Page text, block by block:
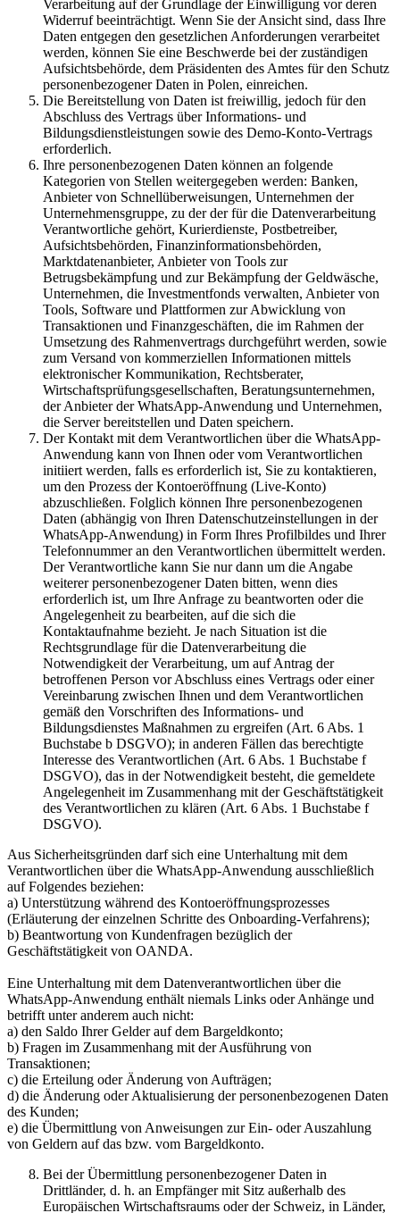
Verarbeitung auf der Grundlage der Einwilligung vor deren
Widerruf beeinträchtigt. Wenn Sie der Ansicht sind, dass Ihre
Daten entgegen den gesetzlichen Anforderungen verarbeitet
werden, können Sie eine Beschwerde bei der zuständigen
Aufsichtsbehörde, dem Präsidenten des Amtes für den Schutz
personenbezogener Daten in Polen, einreichen.
Die Bereitstellung von Daten ist freiwillig, jedoch für den
Abschluss des Vertrags über Informations- und
Bildungsdienstleistungen sowie des Demo-Konto-Vertrags
erforderlich.
Ihre personenbezogenen Daten können an folgende
Kategorien von Stellen weitergegeben werden: Banken,
Anbieter von Schnellüberweisungen, Unternehmen der
Unternehmensgruppe, zu der der für die Datenverarbeitung
Verantwortliche gehört, Kurierdienste, Postbetreiber,
Aufsichtsbehörden, Finanzinformationsbehörden,
Marktdatenanbieter, Anbieter von Tools zur
Betrugsbekämpfung und zur Bekämpfung der Geldwäsche,
Unternehmen, die Investmentfonds verwalten, Anbieter von
Tools, Software und Plattformen zur Abwicklung von
Transaktionen und Finanzgeschäften, die im Rahmen der
Umsetzung des Rahmenvertrags durchgeführt werden, sowie
zum Versand von kommerziellen Informationen mittels
elektronischer Kommunikation, Rechtsberater,
Wirtschaftsprüfungsgesellschaften, Beratungsunternehmen,
der Anbieter der WhatsApp-Anwendung und Unternehmen,
die Server bereitstellen und Daten speichern.
Der Kontakt mit dem Verantwortlichen über die WhatsApp-
Anwendung kann von Ihnen oder vom Verantwortlichen
initiiert werden, falls es erforderlich ist, Sie zu kontaktieren,
um den Prozess der Kontoeröffnung (Live-Konto)
abzuschließen. Folglich können Ihre personenbezogenen
Daten (abhängig von Ihren Datenschutzeinstellungen in der
WhatsApp-Anwendung) in Form Ihres Profilbildes und Ihrer
Telefonnummer an den Verantwortlichen übermittelt werden.
Der Verantwortliche kann Sie nur dann um die Angabe
weiterer personenbezogener Daten bitten, wenn dies
erforderlich ist, um Ihre Anfrage zu beantworten oder die
Angelegenheit zu bearbeiten, auf die sich die
Kontaktaufnahme bezieht. Je nach Situation ist die
Rechtsgrundlage für die Datenverarbeitung die
Notwendigkeit der Verarbeitung, um auf Antrag der
betroffenen Person vor Abschluss eines Vertrags oder einer
Vereinbarung zwischen Ihnen und dem Verantwortlichen
gemäß den Vorschriften des Informations- und
Bildungsdienstes Maßnahmen zu ergreifen (Art. 6 Abs. 1
Buchstabe b DSGVO); in anderen Fällen das berechtigte
Interesse des Verantwortlichen (Art. 6 Abs. 1 Buchstabe f
DSGVO), das in der Notwendigkeit besteht, die gemeldete
Angelegenheit im Zusammenhang mit der Geschäftstätigkeit
des Verantwortlichen zu klären (Art. 6 Abs. 1 Buchstabe f
DSGVO).
Aus Sicherheitsgründen darf sich eine Unterhaltung mit dem
Verantwortlichen über die WhatsApp-Anwendung ausschließlich
auf Folgendes beziehen:
a) Unterstützung während des Kontoeröffnungsprozesses
(Erläuterung der einzelnen Schritte des Onboarding-Verfahrens);
b) Beantwortung von Kundenfragen bezüglich der
Geschäftstätigkeit von OANDA.
Eine Unterhaltung mit dem Datenverantwortlichen über die
WhatsApp-Anwendung enthält niemals Links oder Anhänge und
betrifft unter anderem auch nicht:
a) den Saldo Ihrer Gelder auf dem Bargeldkonto;
b) Fragen im Zusammenhang mit der Ausführung von
Transaktionen;
c) die Erteilung oder Änderung von Aufträgen;
d) die Änderung oder Aktualisierung der personenbezogenen Daten
des Kunden;
e) die Übermittlung von Anweisungen zur Ein- oder Auszahlung
von Geldern auf das bzw. vom Bargeldkonto.
Bei der Übermittlung personenbezogener Daten in
Drittländer, d. h. an Empfänger mit Sitz außerhalb des
Europäischen Wirtschaftsraums oder der Schweiz, in Länder,